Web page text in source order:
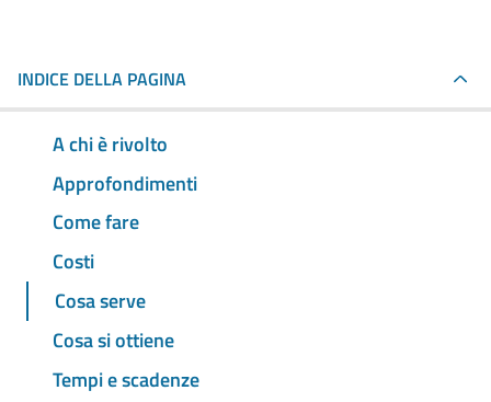
INDICE DELLA PAGINA
A chi è rivolto
Approfondimenti
Come fare
Costi
Cosa serve
Cosa si ottiene
Tempi e scadenze